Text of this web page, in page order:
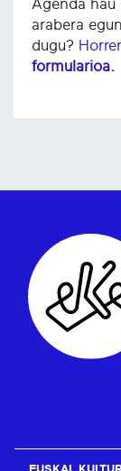
Agenda
arabera
dugu?
formularioa.